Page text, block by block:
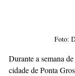
Foto:
Durante a semana
cidade de Ponta